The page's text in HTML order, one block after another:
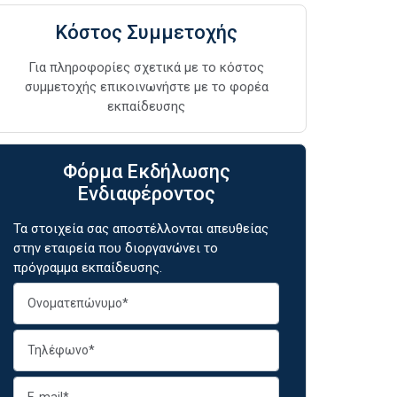
Κόστος Συμμετοχής
Για πληροφορίες σχετικά με το κόστος
συμμετοχής επικοινωνήστε με το φορέα
εκπαίδευσης
Φόρμα Εκδήλωσης
Ενδιαφέροντος
Τα στοιχεία σας αποστέλλονται απευθείας
στην εταιρεία που διοργανώνει το
πρόγραμμα εκπαίδευσης.